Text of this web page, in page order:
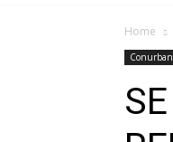
Home